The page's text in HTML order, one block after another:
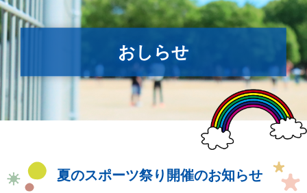
イベント
スケジュール
おしらせ
夏のスポーツ祭り開催のお知らせ